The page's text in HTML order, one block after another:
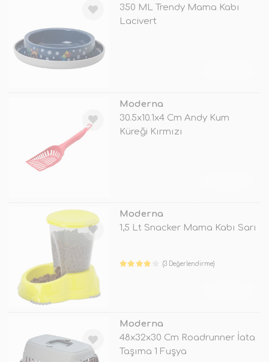
350 ML Trendy Mama Kabı
Lacivert
Moderna
30.5x10.1x4 Cm Andy Kum
Küreği Kırmızı
Moderna
1,5 Lt Snacker Mama Kabı Sarı
(3 Değerlendirme)
Moderna
48x32x30 Cm Roadrunner İata
Taşıma 1 Fuşya